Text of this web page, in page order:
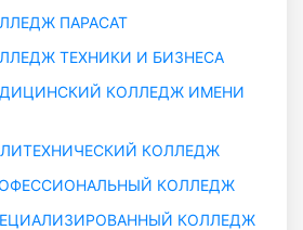
ПАРАСАТ
ТЕХНИКИ И БИЗНЕСА
КОЛЛЕДЖ ИМЕНИ
КОЛЛЕДЖ
КОЛЛЕДЖ
КОЛЛЕДЖ